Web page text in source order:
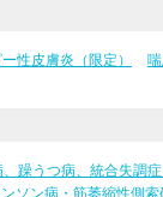
性皮膚炎（限定）
、躁うつ病、統合失調症
ソン病・筋萎縮性側索